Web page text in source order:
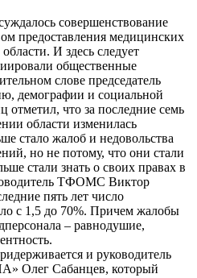
совершенствование
предоставления медицинских
И здесь следует
общественные
слове председатель
демографии и социальной
что за последние семь
области изменилась
стало жалоб и недовольства
но не потому, что они стали
стали знать о своих правах в
ТФОМС Виктор
пять лет число
с 1,5 до 70%. Причем жалобы
– равнодушие,
и руководитель
Олег Сабанцев, который